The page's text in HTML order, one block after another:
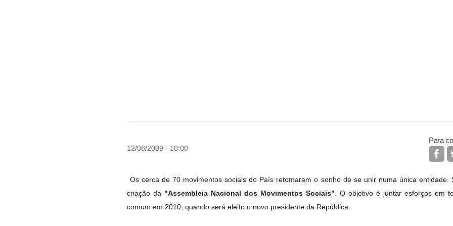
12/08/2009 - 10:00
Para
Os cerca de 70 movimentos sociais do País retomaram o sonho de se unir numa única entidade.
criação da "Assembleia Nacional dos Movimentos Sociais" . O objetivo é juntar esforços em
comum em 2010, quando será eleito o novo presidente da República.